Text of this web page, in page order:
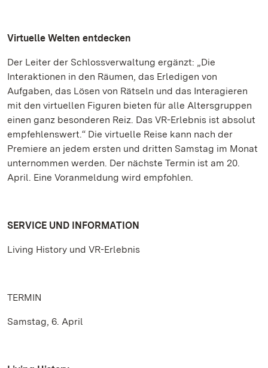
Virtuelle Welten entdecken
Der Leiter der Schlossverwaltung ergänzt: „Die
Interaktionen in den Räumen, das Erledigen von
Aufgaben, das Lösen von Rätseln und das Interagieren
mit den virtuellen Figuren bieten für alle Altersgruppen
einen ganz besonderen Reiz. Das VR-Erlebnis ist absolut
empfehlenswert.“ Die virtuelle Reise kann nach der
Premiere an jedem ersten und dritten Samstag im Monat
unternommen werden. Der nächste Termin ist am 20.
April. Eine Voranmeldung wird empfohlen.
SERVICE UND INFORMATION
Living History und VR-Erlebnis
TERMIN
Samstag, 6. April